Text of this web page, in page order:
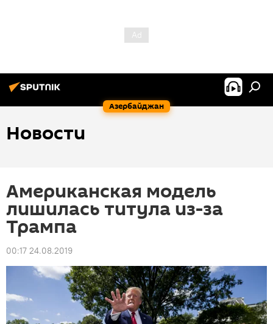
Азербайджан
Новости
Американская модель
лишилась титула из-за
Трампа
00:17 24.08.2019